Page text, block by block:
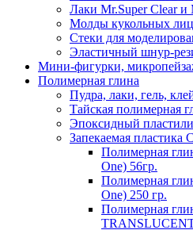
Лаки Mr.Super Clear и
Молды кукольных лиц
Стеки для
Эластичный шнур-
Мини-фигурки,
Полимерная глина
Пудра, лаки, гель,
Тайская полимерная
Эпоксидный
Запекаемая пластика
Полимерная
One) 56гр.
Полимерная
One) 250 гр.
Полимерная